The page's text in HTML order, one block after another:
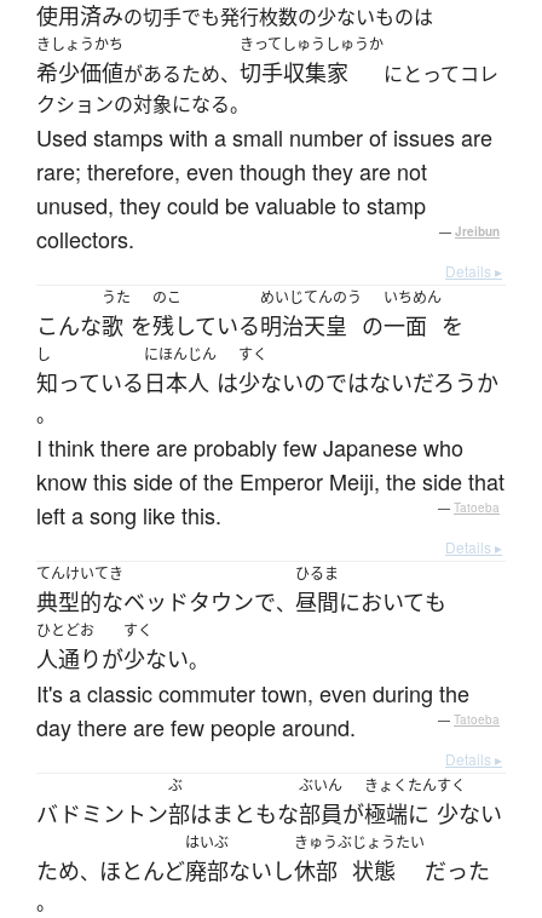
使用済みの切手でも発行枚数の少ないものは
きしょうかち
希少価値があるため、
きってしゅうしゅうか
切手収集家
にとってコレ
クションの対象になる。
Used stamps with a small number of issues are
rare; therefore, even though they are not
unused, they could be valuable to stamp
collectors.
— Jreibun
Details ▸
こんな
うた
歌 を
のこ
残している
めいじてんのう
明治天皇 の
いちめん
一面 を
し
知っている
にほんじん
日本人 は
すく
少ないのではないだろうか
。
I think there are probably few Japanese who
know this side of the Emperor Meiji, the side that
left a song like this.
— Tatoeba
Details ▸
てんけいてき
典型的なベッドタウンで、
ひるま
昼間においても
ひとどお
人通りが
すく
少ない。
It's a classic commuter town, even during the
day there are few people around.
— Tatoeba
Details ▸
バドミントン
ぶ
部はまともな
ぶいん
部員が
きょくたん
極端に
すく
少ない
ため、 ほとんど
はいぶ
廃部ないし
きゅうぶ
休部
じょうたい
状態 だった
。